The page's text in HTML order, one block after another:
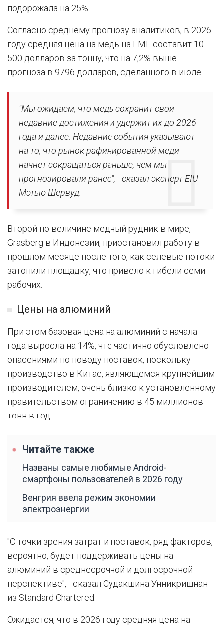
подорожала на 25%.
Согласно среднему прогнозу аналитиков, в 2026
году средняя цена на медь на LME составит 10
500 долларов за тонну, что на 7,2% выше
прогноза в 9796 долларов, сделанного в июле.
"Мы ожидаем, что медь сохранит свои
недавние достижения и удержит их до 2026
года и далее. Недавние события указывают
на то, что рынок рафинированной меди
начнет сокращаться раньше, чем мы
прогнозировали ранее", - сказал эксперт EIU
Мэтью Шервуд.
Второй по величине медный рудник в мире,
Grasberg в Индонезии, приостановил работу в
прошлом месяце после того, как селевые потоки
затопили площадку, что привело к гибели семи
рабочих.
Цены на алюминий
При этом базовая цена на алюминий с начала
года выросла на 14%, что частично обусловлено
опасениями по поводу поставок, поскольку
производство в Китае, являющемся крупнейшим
производителем, очень близко к установленному
правительством ограничению в 45 миллионов
тонн в год.
Читайте также
Названы самые любимые Android-
смартфоны пользователей в 2026 году
Венгрия ввела режим экономии
электроэнергии
"С точки зрения затрат и поставок, ряд факторов,
вероятно, будет поддерживать цены на
алюминий в среднесрочной и долгосрочной
перспективе", - сказал Судакшина Унникришнан
из Standard Chartered.
Ожидается, что в 2026 году средняя цена на